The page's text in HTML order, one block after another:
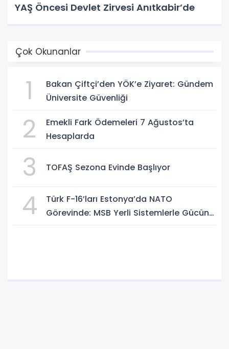
YAŞ Öncesi Devlet Zirvesi Anıtkabir’de
Çok Okunanlar
1
Bakan Çiftçi’den YÖK’e Ziyaret: Gündem
Üniversite Güvenliği
2
Emekli Fark Ödemeleri 7 Ağustos’ta
Hesaplarda
3 TOFAŞ Sezona Evinde Başlıyor
4
Türk F-16’ları Estonya’da NATO
Görevinde: MSB Yerli Sistemlerle Gücünü